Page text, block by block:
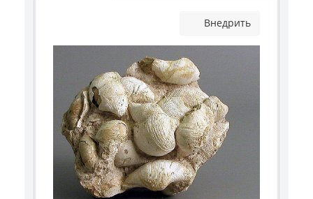
Внедрить